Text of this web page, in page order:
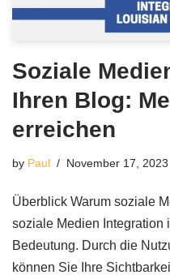
Soziale
Ihren Blog:
erreichen
by Paul November 17, 2023
Überblick Warum soziale
soziale Medien Integration
Bedeutung. Durch die
können Sie Ihre